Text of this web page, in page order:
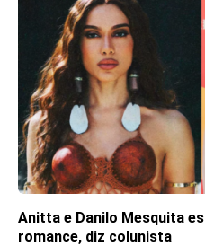
Anitta e Danilo Mesquita
romance, diz colunista